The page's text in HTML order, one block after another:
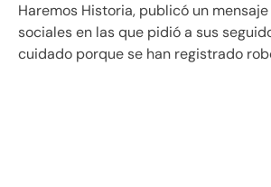
Haremos Historia, publicó un
sociales en las que pidió a sus
cuidado porque se han registrado